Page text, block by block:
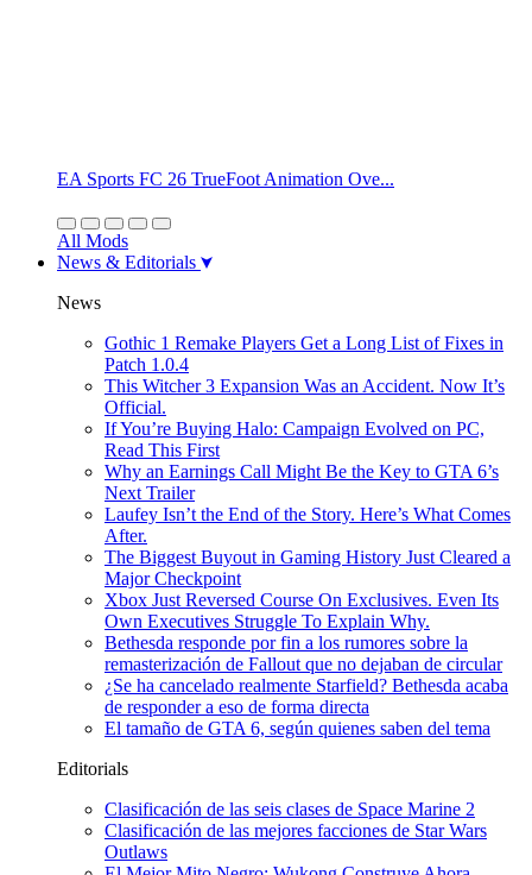
EA Sports FC 26 TrueFoot Animation Ove...
All Mods
News & Editorials
News
Gothic 1 Remake Players Get a Long List of Fixes in
Patch 1.0.4
This Witcher 3 Expansion Was an Accident. Now It’s
Official.
If You’re Buying Halo: Campaign Evolved on PC,
Read This First
Why an Earnings Call Might Be the Key to GTA 6’s
Next Trailer
Laufey Isn’t the End of the Story. Here’s What Comes
After.
The Biggest Buyout in Gaming History Just Cleared a
Major Checkpoint
Xbox Just Reversed Course On Exclusives. Even Its
Own Executives Struggle To Explain Why.
Bethesda responde por fin a los rumores sobre la
remasterización de Fallout que no dejaban de circular
¿Se ha cancelado realmente Starfield? Bethesda acaba
de responder a eso de forma directa
El tamaño de GTA 6, según quienes saben del tema
Editorials
Clasificación de las seis clases de Space Marine 2
Clasificación de las mejores facciones de Star Wars
Outlaws